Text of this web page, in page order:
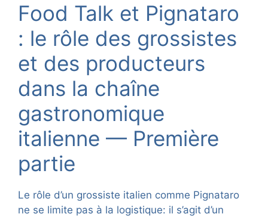
Food Talk et Pignataro
: le rôle des grossistes
et des producteurs
dans la chaîne
gastronomique
italienne — Première
partie
Le rôle d’un grossiste italien comme Pignataro
ne se limite pas à la logistique: il s’agit d’un